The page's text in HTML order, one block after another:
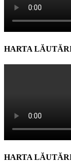
HARTA
HARTA